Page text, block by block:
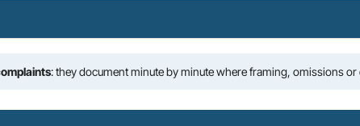
: they document minute by minute where framing, omissions